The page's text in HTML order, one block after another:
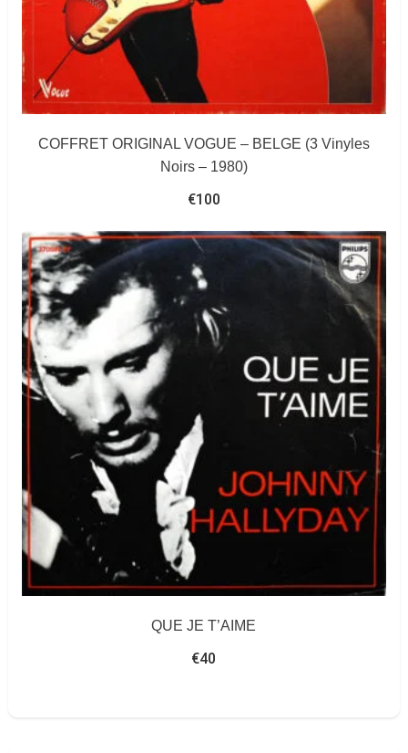
COFFRET ORIGINAL VOGUE – BELGE (3 Vinyles
Noirs – 1980)
€100
QUE JE T’AIME
€40